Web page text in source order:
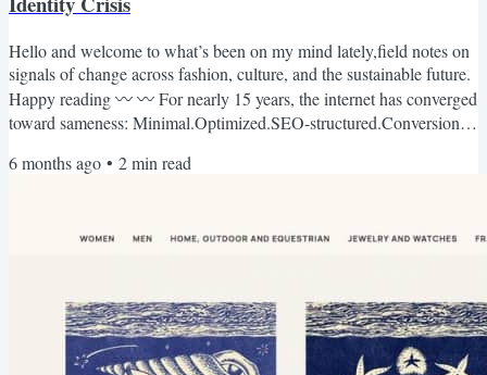
Hello and welcome to what’s been on my mind lately,field notes on
signals of change across fashion, culture, and the sustainable future.
Happy reading 〰️ 〰️ For nearly 15 years, the internet has converged
toward sameness: Minimal.Optimized.SEO-structured.Conversion-
recently, I’ve started noticing a shift. DEEP-DIVE WITH ME Some
6 months ago • 2min read